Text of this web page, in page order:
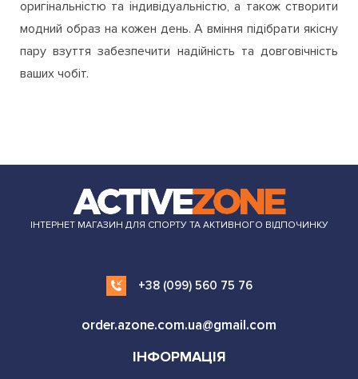
оригінальністю та індивідуальністю, а також створити
модний образ на кожен день. А вміння підібрати якісну
пару взуття забезпечити надійність та довговічність
ваших чобіт.
ІНТЕРНЕТ МАГАЗИН ДЛЯ СПОРТУ ТА АКТИВНОГО ВІДПОЧИНКУ
+38 (099) 560 75 76
order.azone.com.ua@gmail.com
ІНФОРМАЦІЯ